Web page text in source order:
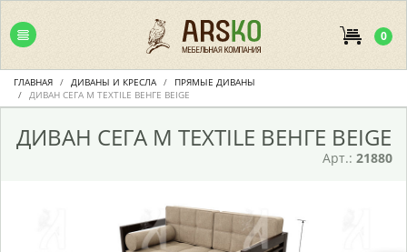
0
ГЛАВНАЯ ДИВАНЫ И КРЕСЛА
ПРЯМЫЕ ДИВАНЫ
ДИВАН СЕГА М TEXTILE ВЕНГЕ BEIGE
ДИВАН СЕГА М TEXTILE ВЕНГЕ BEIGE
Арт.: 21880